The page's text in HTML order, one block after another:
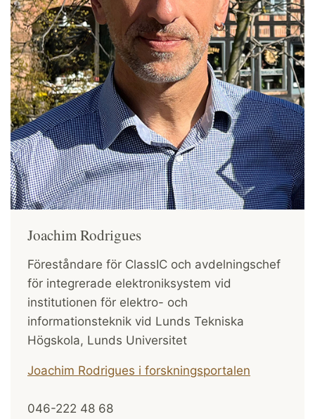
Joachim Rodrigues
Föreståndare för ClassIC och avdelningschef
för integrerade elektroniksystem vid
institutionen för elektro- och
informationsteknik vid Lunds Tekniska
Högskola, Lunds Universitet
Joachim Rodrigues i forskningsportalen
046-222 48 68